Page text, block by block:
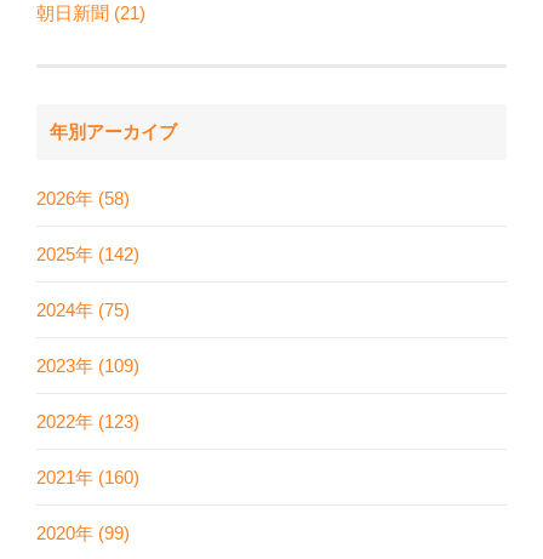
朝日新聞 (21)
年別アーカイブ
2026年 (58)
2025年 (142)
2024年 (75)
2023年 (109)
2022年 (123)
2021年 (160)
2020年 (99)